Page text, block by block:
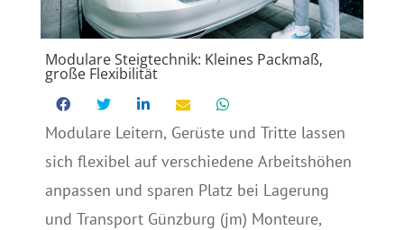
Modulare Steigtechnik: Kleines Packmaß,
große Flexibilität
Modulare Leitern, Gerüste und Tritte lassen
sich flexibel auf verschiedene Arbeitshöhen
anpassen und sparen Platz bei Lagerung
und Transport Günzburg (jm) Monteure,